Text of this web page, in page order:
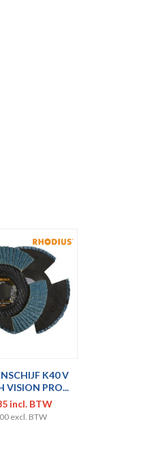
K40 V
VISION PRO...
incl. BTW
excl. BTW